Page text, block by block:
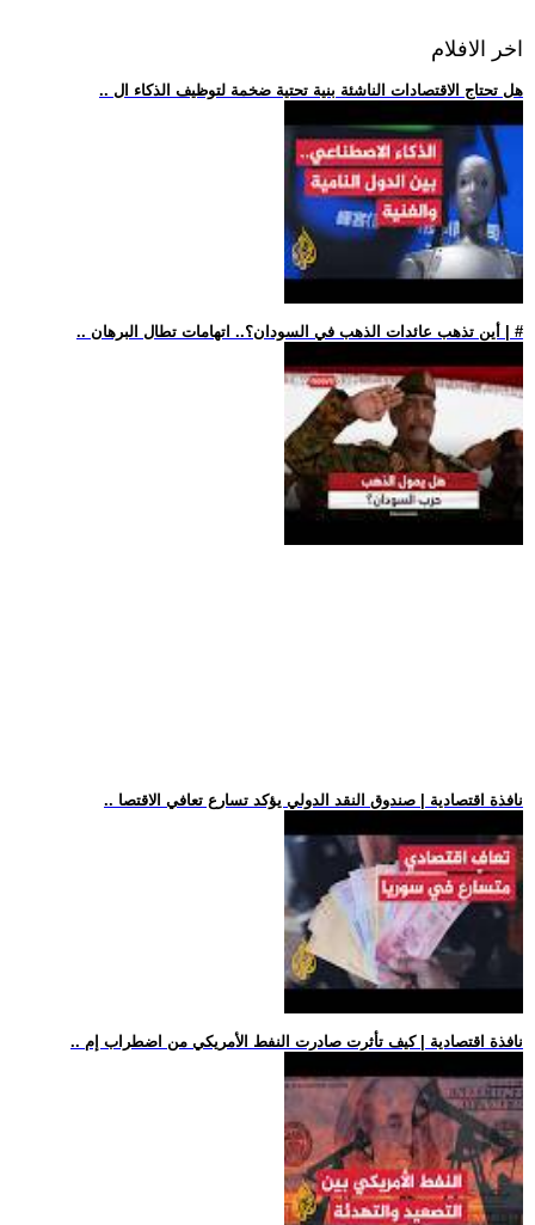
اخر الافلام
.. هل تحتاج الاقتصادات الناشئة بنية تحتية ضخمة لتوظيف الذكاء ال
.. أين تذهب عائدات الذهب في السودان؟.. اتهامات تطال البرهان | #
.. نافذة اقتصادية | صندوق النقد الدولي يؤكد تسارع تعافي الاقتصا
.. نافذة اقتصادية | كيف تأثرت صادرت النفط الأمريكي من اضطراب إم